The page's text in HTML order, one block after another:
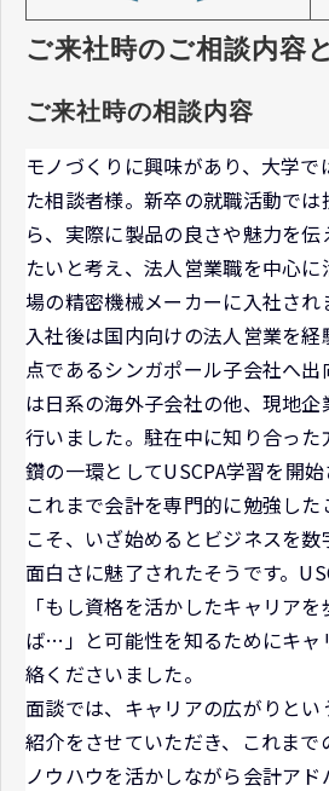
ご来社時のご相談内容
ご来社時の相談内容
モノづくりに興味があり、大学
た相談者様。新卒の就職活動で
ら、実際に製品の良さや魅力を伝
たいと考え、法人営業職を中心
場の精密機械メーカーに入社され
入社後は国内向けの法人営業を
点であるシンガポール子会社へ
は日系の海外子会社の他、現地企
行いました。駐在中に知り合っ
鑽の一環としてUSCPA学習を開始
これまで会計を専門的に勉強し
こそ、いざ始めるとビジネスを
面白さに魅了されたそうです。
「もし資格を活かしたキャリア
ば…」と可能性を知るためにキャ
絡くださいました。
面談では、キャリアの広がりと
紹介をさせていただき、これまで
ノウハウを活かしながら会計ア